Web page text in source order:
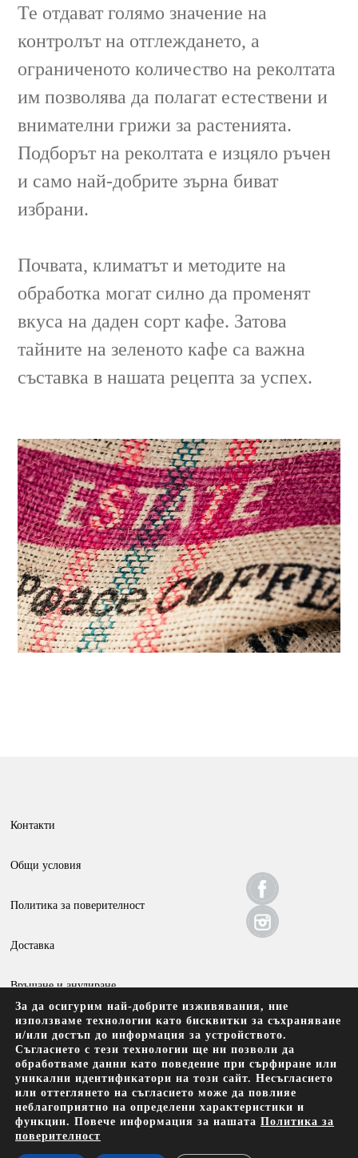
Те отдават голямо значение на
контролът на отглеждането, а
ограниченото количество на реколтата
им позволява да полагат естествени и
внимателни грижи за растенията.
Подборът на реколтата е изцяло ръчен
и само най-добрите зърна биват
избрани.
Почвата, климатът и методите на
обработка могат силно да променят
вкуса на даден сорт кафе. Затова
тайните на зеленото кафе са важна
съставка в нашата рецепта за успех.
Контакти
Общи условия
Политика за поверителност
Доставка
Връщане и анулиране
Amann Kaffee EOOD, Брезовско шосе 137, 4000 Пловдив
Безплатна доставка до офис на Спиди за поръчки над 69.90 лв с
ДДС (35.74 евро)
За да осигурим най-добрите изживявания, ние
използваме технологии като бисквитки за съхраняване
и/или достъп до информация за устройството.
Съгласието с тези технологии ще ни позволи да
обработваме данни като поведение при сърфиране или
уникални идентификатори на този сайт. Несъгласието
или оттеглянето на съгласието може да повлияе
неблагоприятно на определени характеристики и
функции. Повече информация за нашата Политика за
поверителност